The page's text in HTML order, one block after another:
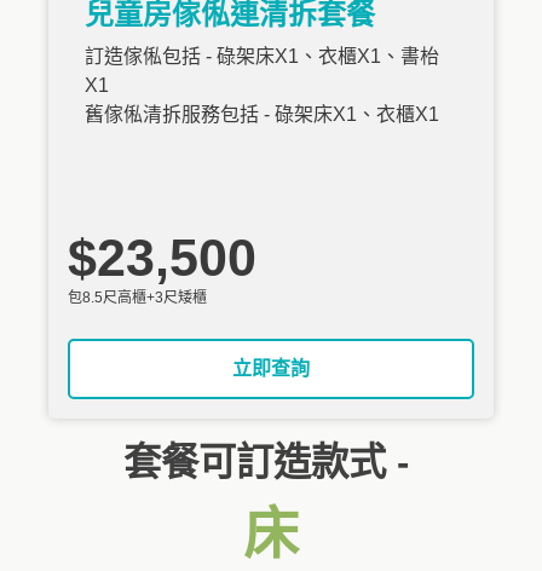
兒童房傢俬連清拆套餐
訂造傢俬包括 - 碌架床X1、衣櫃X1、書枱
X1
舊傢俬清拆服務包括 - 碌架床X1、衣櫃X1
$23,500
包8.5尺高櫃+3尺矮櫃
立即查詢
套餐可訂造款式 -
床